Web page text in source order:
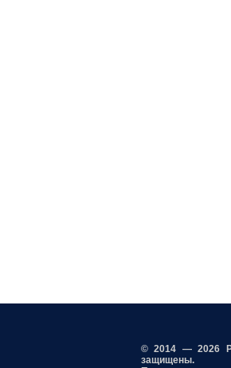
© 2014 — 2026
защищены.